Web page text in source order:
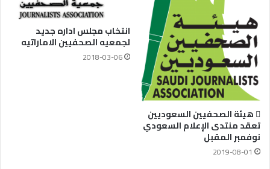
 هيئة الصحفيين السعوديين
تعقد منتدى الإعلام السعودي
نوفمبر المقبل
2019-08-01
انتخاب مجلس اداره جديد
لجمعيه الصحفيين الاماراتيه
2018-03-06